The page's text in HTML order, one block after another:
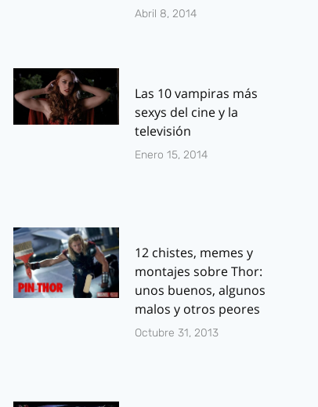
Abril 8, 2014
Las 10 vampiras más
sexys del cine y la
televisión
Enero 15, 2014
12 chistes, memes y
montajes sobre Thor:
unos buenos, algunos
malos y otros peores
Octubre 31, 2013